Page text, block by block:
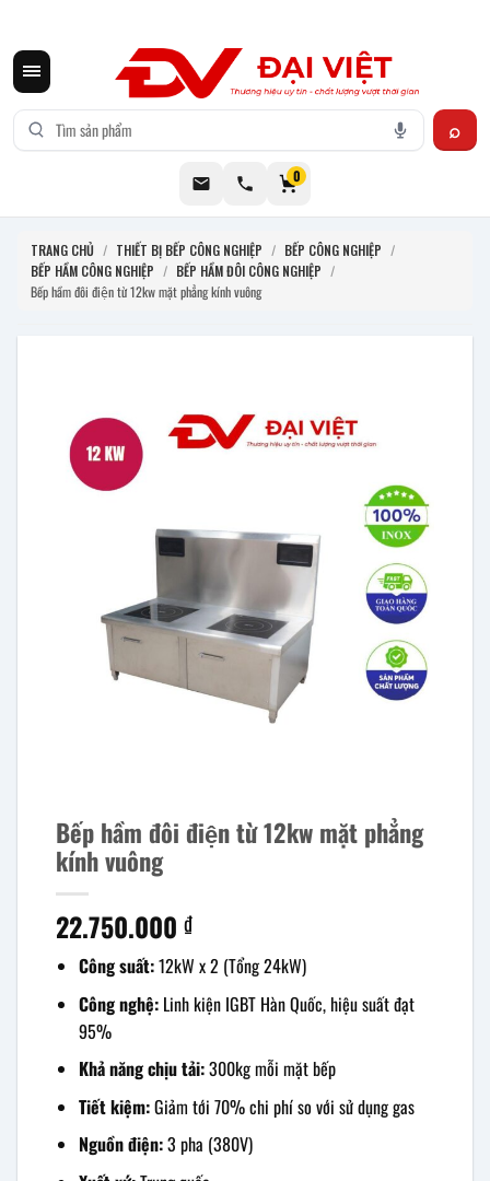
0
TRANG CHỦ / THIẾT BỊ BẾP CÔNG NGHIỆP / BẾP CÔNG NGHIỆP /
BẾP HẦM CÔNG NGHIỆP / BẾP HẦM ĐÔI CÔNG NGHIỆP /
Bếp hầm đôi điện từ 12kw mặt phẳng kính vuông
Bếp hầm đôi điện từ 12kw mặt phẳng
kính vuông
22.750.000 ₫
Công suất:12kW x 2 (Tổng 24kW)
Công nghệ:Linh kiện IGBT Hàn Quốc, hiệu suất đạt
95%
Khả năng chịu tải:300kg mỗi mặt bếp
Tiết kiệm:Giảm tới 70% chi phí so với sử dụng gas
Nguồn điện:3 pha (380V)